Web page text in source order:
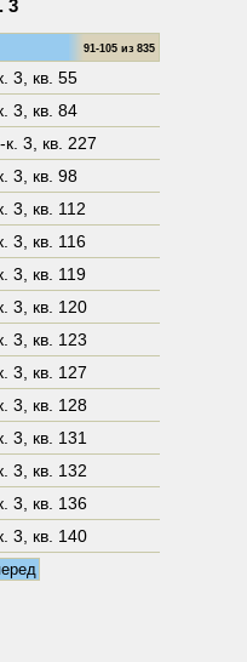
3
91-105 из 835
3
кв. 55
3
кв. 84
3
кв. 227
3
кв. 98
3
кв. 112
3
кв. 116
3
кв. 119
3
кв. 120
3
кв. 123
3
кв. 127
3
кв. 128
3
кв. 131
3
кв. 132
3
кв. 136
3 кв. 140